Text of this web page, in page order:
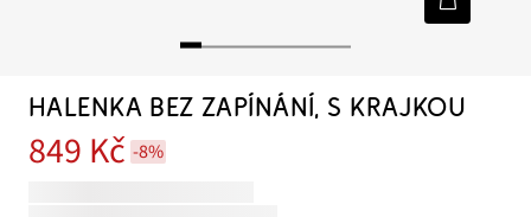
HALENKA BEZ ZAPÍNÁNÍ, S KRAJKOU
849 Kč -8%